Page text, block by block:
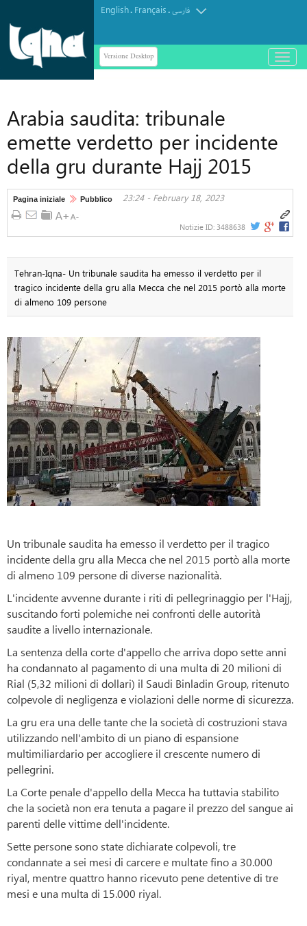
English. Français.فارسی
Versione Desktop
باز
و
Arabia saudita: tribunale
emette verdetto per incidente
della gru durante Hajj 2015
Pagina iniziale Pubblico 23:24 - February 18, 2023
Notizie ID: 3488638
Tehran-Iqna- Un tribunale saudita ha emesso il verdetto per il
tragico incidente della gru alla Mecca che nel 2015 portò alla morte
di almeno 109 persone
Un tribunale saudita ha emesso il verdetto per il tragico
incidente della gru alla Mecca che nel 2015 portò alla morte
di almeno 109 persone di diverse nazionalità.
L'incidente avvenne durante i riti di pellegrinaggio per l'Hajj,
suscitando forti polemiche nei confronti delle autorità
saudite a livello internazionale.
La sentenza della corte d'appello che arriva dopo sette anni
ha condannato al pagamento di una multa di 20 milioni di
Rial (5,32 milioni di dollari) il Saudi Binladin Group, ritenuto
colpevole di negligenza e violazioni delle norme di sicurezza.
La gru era una delle tante che la società di costruzioni stava
utilizzando nell'ambito di un piano di espansione
multimiliardario per accogliere il crescente numero di
pellegrini.
La Corte penale d'appello della Mecca ha tuttavia stabilito
che la società non era tenuta a pagare il prezzo del sangue ai
parenti delle vittime dell'incidente.
Sette persone sono state dichiarate colpevoli, tre
condannate a sei mesi di carcere e multate fino a 30.000
riyal, mentre quattro hanno ricevuto pene detentive di tre
mesi e una multa di 15.000 riyal.